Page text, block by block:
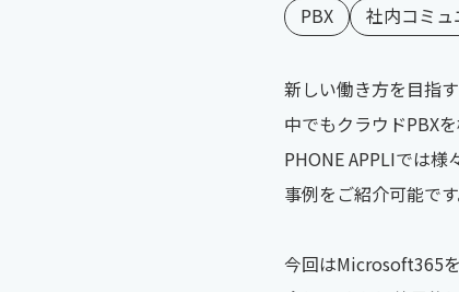
PBX 社内コミ
新しい働き方を目指
中でもクラウドPBX
PHONE APPLIでは
事例をご紹介可能です
今回はMicrosoft365